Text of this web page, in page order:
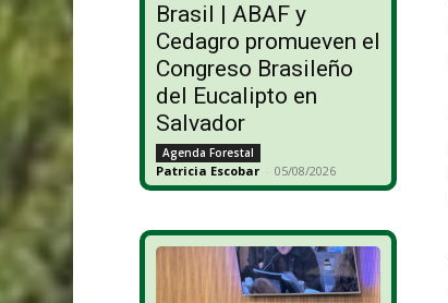
Brasil | ABAF y
Cedagro promueven el
Congreso Brasileño
del Eucalipto en
Salvador
Agenda Forestal
Patricia Escobar - 05/08/2026